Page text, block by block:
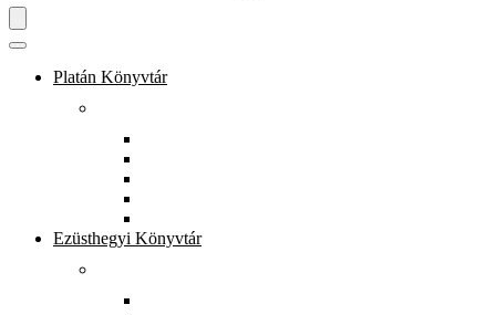
Platán Könyvtár
Ezüsthegyi Könyvtár